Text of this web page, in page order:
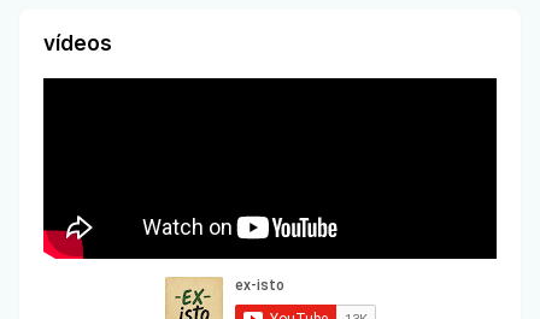
vídeos